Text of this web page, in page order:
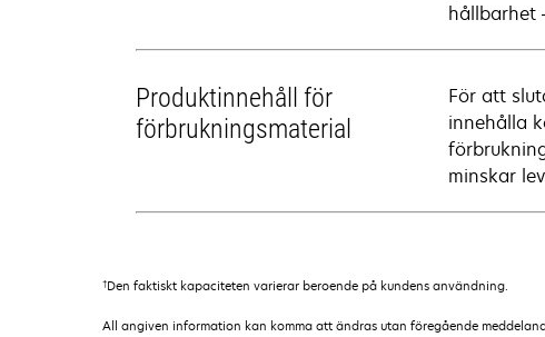
hållbarhet
Produktinnehåll för
förbrukningsmaterial
För att
innehålla
minskar
†Den faktiskt kapaciteten varierar beroende på kundens användning.
All angiven information kan komma att ändras utan föregående